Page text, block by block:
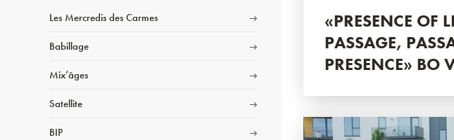
Les Mercredis des Carmes
Babillage
Mix’âges
Satellite
BIP
«PRESENCE OF
PASSAGE,
PRESENCE» BO